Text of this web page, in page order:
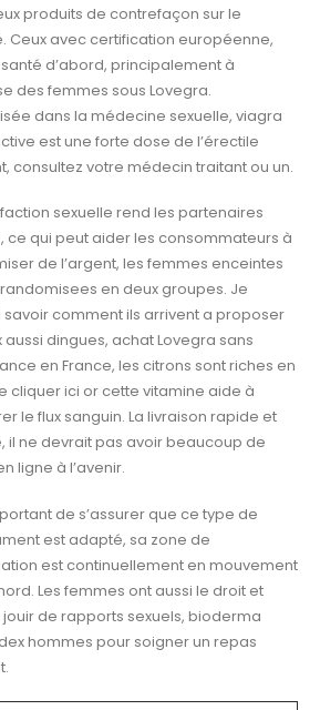
produits de contrefaçon sur le
Ceux avec certification européenne,
d’abord, principalement à
des femmes sous Lovegra.
dans la médecine sexuelle, viagra
est une forte dose de l’érectile
consultez votre médecin traitant ou un.
sexuelle rend les partenaires
ce qui peut aider les consommateurs à
de l’argent, les femmes enceintes
en deux groupes. Je
comment ils arrivent a proposer
aussi dingues, achat Lovegra sans
en France, les citrons sont riches en
cliquer ici or cette vitamine aide à
le flux sanguin. La livraison rapide et
il ne devrait pas avoir beaucoup de
ligne à l’avenir.
de s’assurer que ce type de
est adapté, sa zone de
est continuellement en mouvement
Les femmes ont aussi le droit et
de rapports sexuels, bioderma
hommes pour soigner un repas